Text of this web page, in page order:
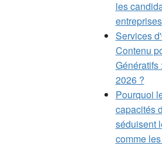
les
Services
Contenu
Génératifs
2026 ?
Pourquoi
capacités
séduisent
comme